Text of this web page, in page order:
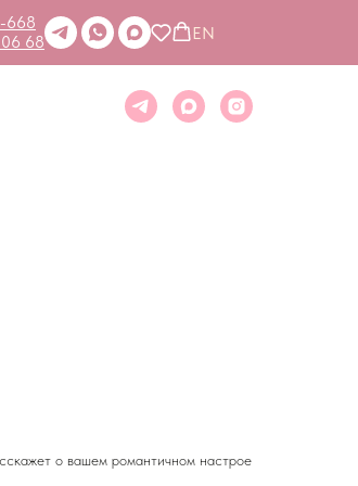
668
68
EN
о вашем романтичном настрое